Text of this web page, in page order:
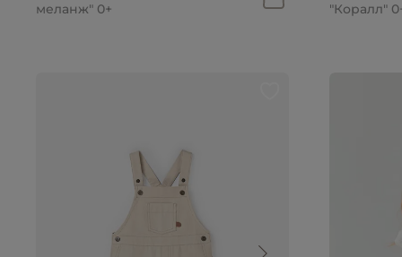
меланж" 0+ "Коралл"